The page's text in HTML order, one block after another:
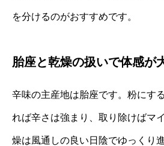
を分けるのがおすすめです。
胎座と乾燥の扱いで体感が
辛味の主産地は胎座です。粉にす
れば辛さは強まり、取り除けばマ
燥は風通しの良い日陰でゆっくり